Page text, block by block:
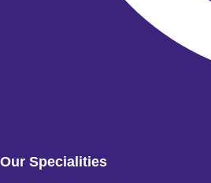
Our Specialities